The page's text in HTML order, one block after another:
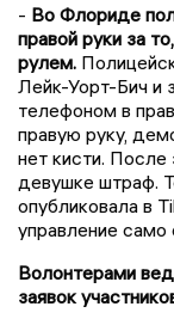
- Во Флориде
правой руки за
рулем.
Лейк-Уорт-Бич и
телефоном в
правую руку,
нет кисти. После
девушке штраф.
опубликовала в
управление
Волонтерами
заявок